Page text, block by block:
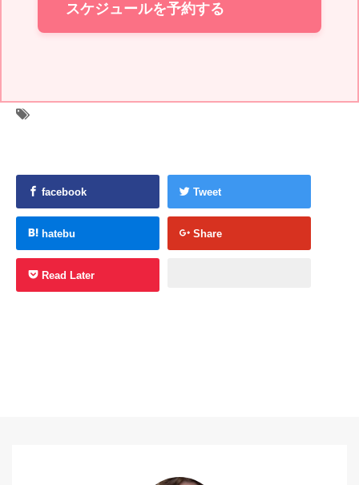
スケジュールを予約する
facebook Tweet
hatebu Share
Read Later